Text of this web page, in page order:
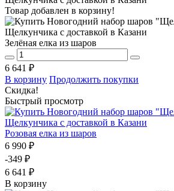
Товар добавлен в корзину!
Зелёная елка из шаров
6 641 ₽
В корзину Продолжить покупки
Скидка!
Быстрый просмотр
Розовая елка из шаров
6 990 ₽
-349 ₽
6 641 ₽
В корзину